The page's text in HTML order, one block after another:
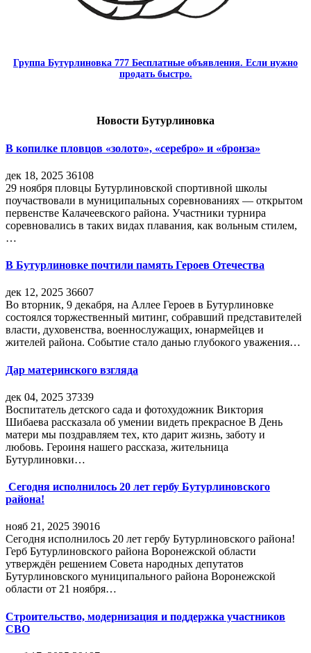
Группа Бутурлиновка 777 Бесплатные объявления. Если нужно
продать быстро.
Новости Бутурлиновка
В копилке пловцов «золото», «серебро» и «бронза»
дек 18, 2025 36108
29 ноября пловцы Бутурлиновской спортивной школы
поучаствовали в муниципальных соревнованиях — открытом
первенстве Калачеевского района. Участники турнира
соревновались в таких видах плавания, как вольным стилем,
…
В Бутурлиновке почтили память Героев Отечества
дек 12, 2025 36607
Во вторник, 9 декабря, на Аллее Героев в Бутурлиновке
состоялся торжественный митинг, собравший представителей
власти, духовенства, военнослужащих, юнармейцев и
жителей района. Событие стало данью глубокого уважения…
Дар материнского взгляда
дек 04, 2025 37339
Воспитатель детского сада и фотохудожник Виктория
Шибаева рассказала об умении видеть прекрасное В День
матери мы поздравляем тех, кто дарит жизнь, заботу и
любовь. Героиня нашего рассказа, жительница
Бутурлиновки…
Сегодня исполнилось 20 лет гербу Бутурлиновского
района!
нояб 21, 2025 39016
Сегодня исполнилось 20 лет гербу Бутурлиновского района!
Герб Бутурлиновского района Воронежской области
утверждён решением Совета народных депутатов
Бутурлиновского муниципального района Воронежской
области от 21 ноября…
Строительство, модернизация и поддержка участников
СВО